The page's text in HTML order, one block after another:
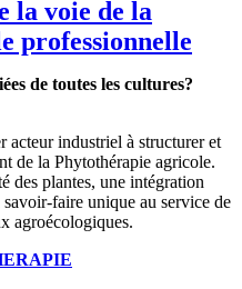
la voie de la
professionnelle
de toutes les cultures?
industriel à structurer et
de la Phytothérapie agricole.
des plantes, une intégration
faire unique au service de
agroécologiques.